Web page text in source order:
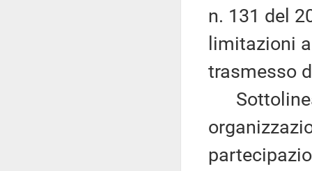
n. 131 del
limitazioni
trasmesso